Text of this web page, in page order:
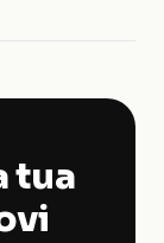
tua